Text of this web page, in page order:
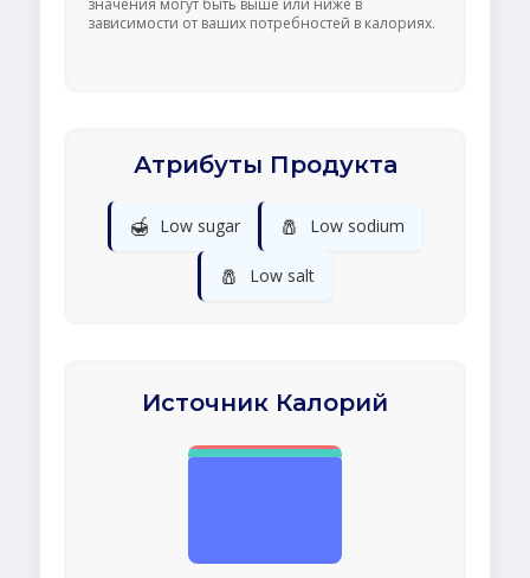
значения могут быть выше или ниже в
зависимости от ваших потребностей в калориях.
Атрибуты Продукта
🍯 Low sugar 🧂 Low sodium
🧂 Low salt
Источник Калорий